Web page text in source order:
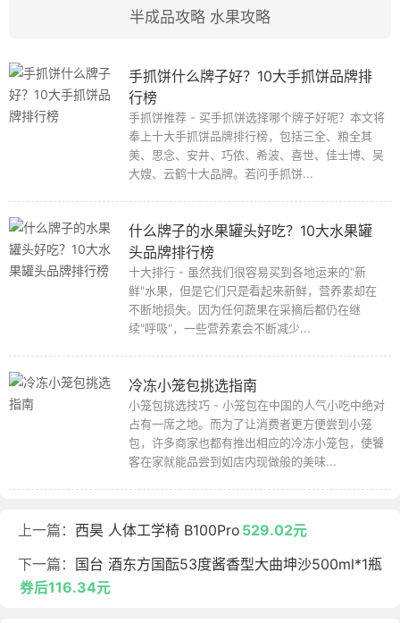
半成品攻略 水果攻略
手抓饼什么牌子好？10大手抓饼品牌排
行榜
手抓饼推荐 - 买手抓饼选择哪个牌子好呢？本文将
奉上十大手抓饼品牌排行榜，包括三全、粮全其
美、思念、安井、巧侬、希波、喜世、佳士博、吴
大嫂、云鹤十大品牌。若问手抓饼...
什么牌子的水果罐头好吃？10大水果罐
头品牌排行榜
十大排行 - 虽然我们很容易买到各地运来的"新
鲜"水果，但是它们只是看起来新鲜，营养素却在
不断地损失。因为任何蔬果在采摘后都仍在继
续"呼吸"，一些营养素会不断减少...
冷冻小笼包挑选指南
小笼包挑选技巧 - 小笼包在中国的人气小吃中绝对
占有一席之地。而为了让消费者更方便尝到小笼
包，许多商家也都有推出相应的冷冻小笼包，使饕
客在家就能品尝到如店内现做般的美味...
上一篇： 西昊 人体工学椅 B100Pro 529.02元
下一篇： 国台 酒东方国酝53度酱香型大曲坤沙500ml*1瓶
券后116.34元